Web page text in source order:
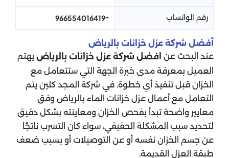
رقم الواتساب +
966554016419
أفضل شركة عزل خزانات بالرياض
عند البحث عن افضل شركة عزل خزانات بالرياض​ يهتم
العميل بمعرفة مدى خبرة الجهة التي ستتعامل مع
الخزان قبل تنفيذ أي خطوة. في شركة المجد كلين يتم
التعامل مع أعمال عزل خزانات الماء​ بالرياض وفق
معايير واضحة تبدأ بفحص الخزان ومعاينته بشكل دقيق
لتحديد سبب المشكلة الحقيقي، سواء كان التسرب ناتجًا
عن جسم الخزان نفسه أو عن التوصيلات أو بسبب ضعف
طبقة العزل القديمة.